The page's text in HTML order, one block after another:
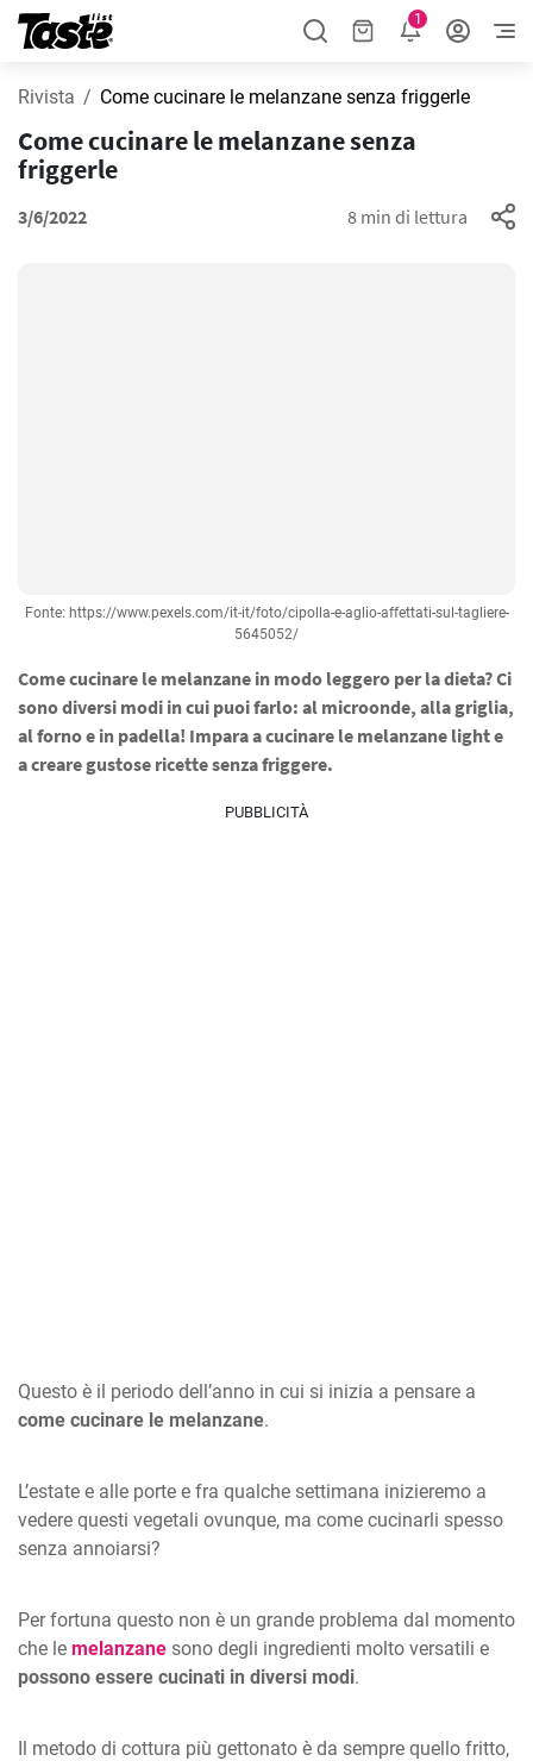
1
Rivista Come cucinare le melanzane senza friggerle
Come cucinare le melanzane senza
friggerle
3/6/2022 8 min di lettura
Fonte: https://www.pexels.com/it-it/foto/cipolla-e-aglio-affettati-sul-tagliere-
5645052/
Come cucinare le melanzane in modo leggero per la dieta? Ci
sono diversi modi in cui puoi farlo: al microonde, alla griglia,
al forno e in padella! Impara a cucinare le melanzane light e
a creare gustose ricette senza friggere.
PUBBLICITÀ
Questo è il periodo dell’anno in cui si inizia a pensare a
come cucinare le melanzane.
L’estate e alle porte e fra qualche settimana inizieremo a
vedere questi vegetali ovunque, ma come cucinarli spesso
senza annoiarsi?
Per fortuna questo non è un grande problema dal momento
che le melanzane sono degli ingredienti molto versatili e
possono essere cucinati in diversi modi.
Il metodo di cottura più gettonato è da sempre quello fritto,